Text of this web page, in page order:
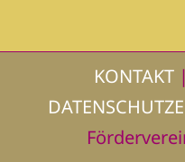
KONTAKT|